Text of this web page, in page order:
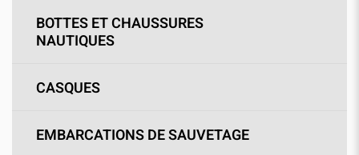
BOTTES ET CHAUSSURES
NAUTIQUES
CASQUES
EMBARCATIONS DE SAUVETAGE